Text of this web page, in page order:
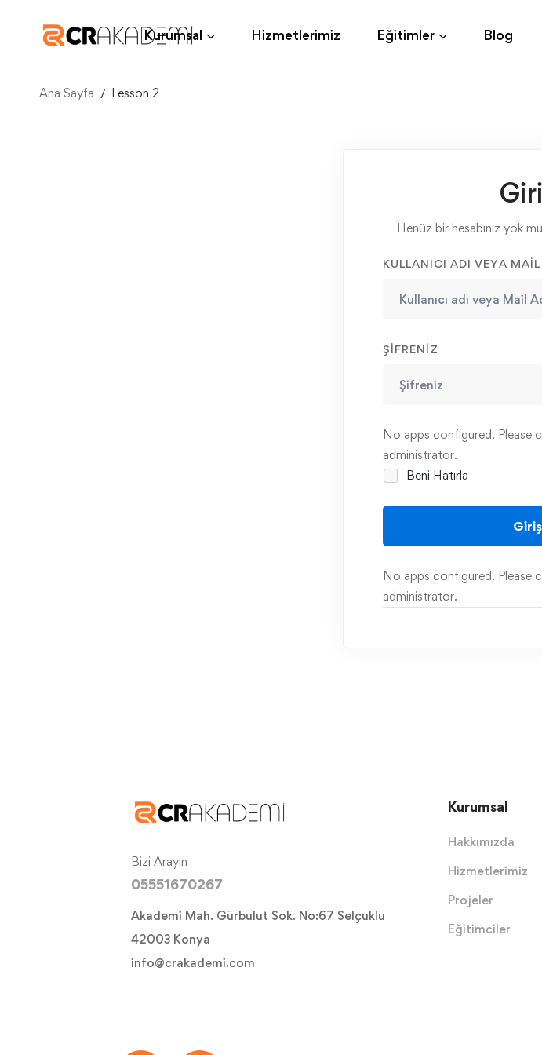
Kurumsal Hizmetlerimiz Eğitimler Blog
Ana Sayfa Lesson 2
Henüz bir hesabınız yok
KULLANICI ADI VEYA MAIL
ŞIFRENIZ
No apps configured. Please
administrator.
Beni Hatırla
Giriş
No apps configured. Please
administrator.
Bizi Arayın
05551670267
Akademi Mah. Gürbulut Sok. No:67 Selçuklu
42003 Konya
info@crakademi.com
Kurumsal
Hakkımızda
Hizmetlerimiz
Projeler
Eğitimciler